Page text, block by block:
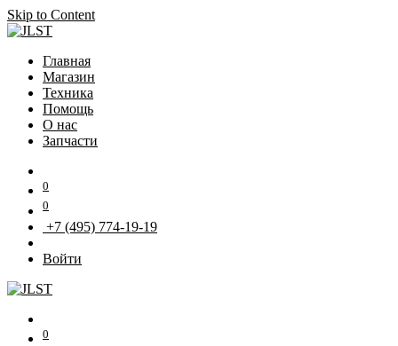
Skip to Content
Главная
Магазин
Техника
Помощь
О нас
Запчасти
0
0
+7 (495) 774-19-19
Войти
0